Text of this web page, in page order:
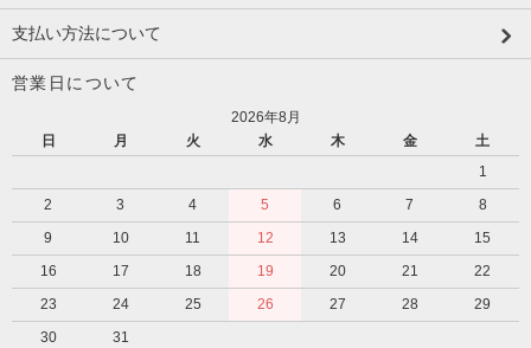
支払い方法について
営業日について
2026年8月
日
月 火 水 木 金
土
1
2
3 4 5 6 7
8
9
10 11 12 13 14
15
16
17 18 19 20 21
22
23
24 25 26 27 28
29
30
31